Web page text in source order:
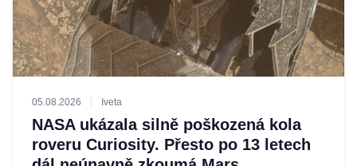
05.08.2026 Iveta
NASA ukázala silně poškozená kola
roveru Curiosity. Přesto po 13 letech